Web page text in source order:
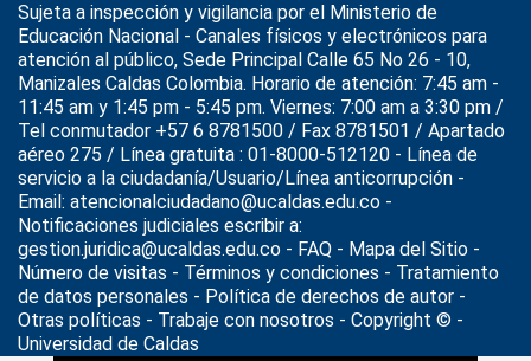
Sujeta a inspección y vigilancia por el Ministerio de
Educación Nacional - Canales físicos y electrónicos para
atención al público, Sede Principal Calle 65 No 26 - 10,
Manizales Caldas Colombia. Horario de atención: 7:45 am -
11:45 am y 1:45 pm - 5:45 pm. Viernes: 7:00 am a 3:30 pm /
Tel conmutador +57 6 8781500 / Fax 8781501 / Apartado
aéreo 275 / Línea gratuita : 01-8000-512120 - Línea de
servicio a la ciudadanía/Usuario/Línea anticorrupción -
Email: atencionalciudadano@ucaldas.edu.co -
Notificaciones judiciales escribir a:
gestion.juridica@ucaldas.edu.co - FAQ - Mapa del Sitio -
Número de visitas - Términos y condiciones - Tratamiento
de datos personales - Política de derechos de autor -
Otras políticas - Trabaje con nosotros - Copyright © -
Universidad de Caldas